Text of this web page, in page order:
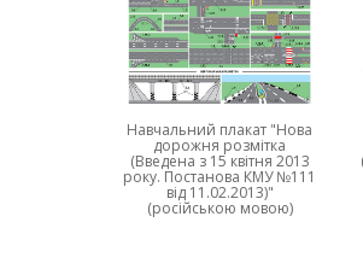
Навчальний плакат "Нова
дорожня розмітка
(Введена з 15 квітня 2013
року. Постанова КМУ №111
від 11.02.2013)"
(російською мовою)